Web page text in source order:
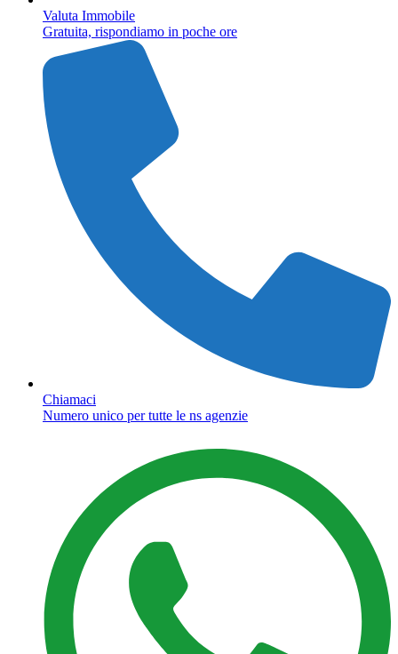
Valuta Immobile
Gratuita, rispondiamo in poche ore
Chiamaci
Numero unico per tutte le ns agenzie